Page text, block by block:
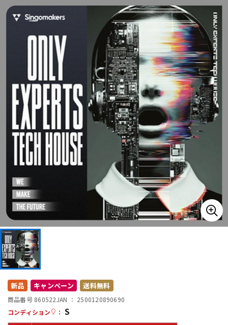
ベース ウクレレ
ドラム パーカッション
キーボード 電子ピアノ
管楽器 その他楽器
アンプ エフェクター
DTM
中古
新品 キャンペーン 送料無料
商品番号 860522JAN ： 2500120890690
コンディション
： S